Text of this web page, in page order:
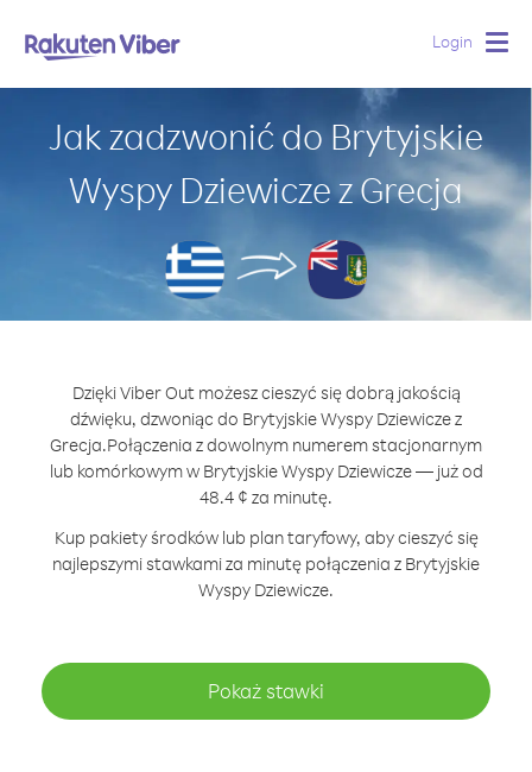
Login
Jak zadzwonić do Brytyjskie
Wyspy Dziewicze z Grecja
Dzięki Viber Out możesz cieszyć się dobrą jakością
dźwięku, dzwoniąc do Brytyjskie Wyspy Dziewicze z
Grecja.Połączenia z dowolnym numerem stacjonarnym
lub komórkowym w Brytyjskie Wyspy Dziewicze — już od
48.4 ¢ za minutę.
Kup pakiety środków lub plan taryfowy, aby cieszyć się
najlepszymi stawkami za minutę połączenia z Brytyjskie
Wyspy Dziewicze.
Pokaż stawki